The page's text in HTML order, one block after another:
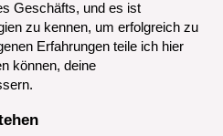
Geschäfts, und es ist
zu kennen, um erfolgreich zu
Erfahrungen teile ich hier
können, deine